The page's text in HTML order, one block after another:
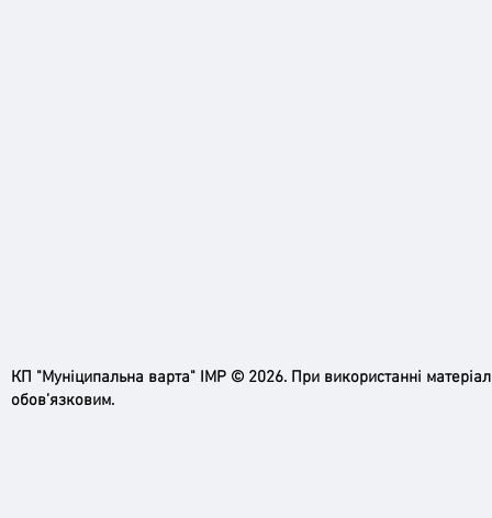
КП "Муніципальна варта" ІМР © 2026. При використанні
обов’язковим.